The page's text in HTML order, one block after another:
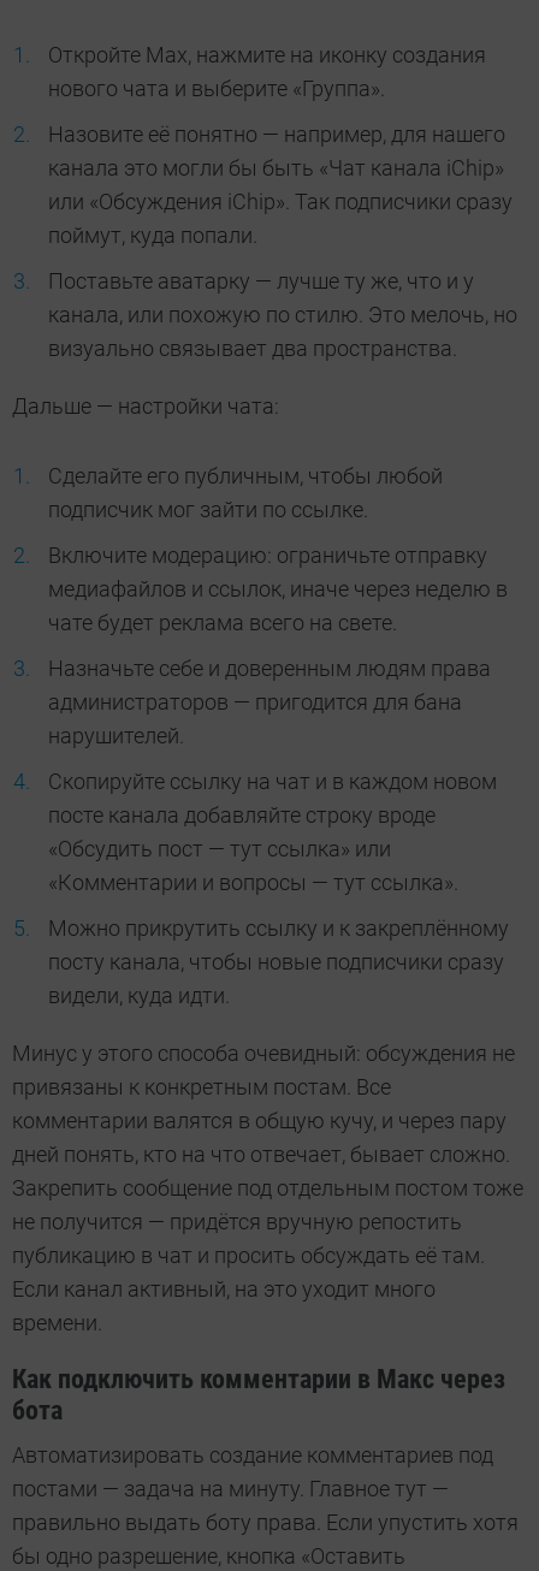
Откройте Max, нажмите на иконку создания
нового чата и выберите «Группа».
Назовите её понятно — например, для нашего
канала это могли бы быть «Чат канала iChip»
или «Обсуждения iChip». Так подписчики сразу
поймут, куда попали.
Поставьте аватарку — лучше ту же, что и у
канала, или похожую по стилю. Это мелочь, но
визуально связывает два пространства.
Дальше — настройки чата:
Сделайте его публичным, чтобы любой
подписчик мог зайти по ссылке.
Включите модерацию: ограничьте отправку
медиафайлов и ссылок, иначе через неделю в
чате будет реклама всего на свете.
Назначьте себе и доверенным людям права
администраторов — пригодится для бана
нарушителей.
Скопируйте ссылку на чат и в каждом новом
посте канала добавляйте строку вроде
«Обсудить пост — тут ссылка» или
«Комментарии и вопросы — тут ссылка».
Можно прикрутить ссылку и к закреплённому
посту канала, чтобы новые подписчики сразу
видели, куда идти.
Минус у этого способа очевидный: обсуждения не
привязаны к конкретным постам. Все
комментарии валятся в общую кучу, и через пару
дней понять, кто на что отвечает, бывает сложно.
Закрепить сообщение под отдельным постом тоже
не получится — придётся вручную репостить
публикацию в чат и просить обсуждать её там.
Если канал активный, на это уходит много
времени.
Как подключить комментарии в Макс через
бота
Автоматизировать создание комментариев под
постами — задача на минуту. Главное тут —
правильно выдать боту права. Если упустить хотя
бы одно разрешение, кнопка «Оставить